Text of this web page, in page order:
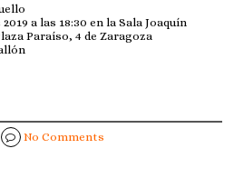
a las 18:30 en la Sala Joaquín
Paraíso, 4 de Zaragoza
No Comments